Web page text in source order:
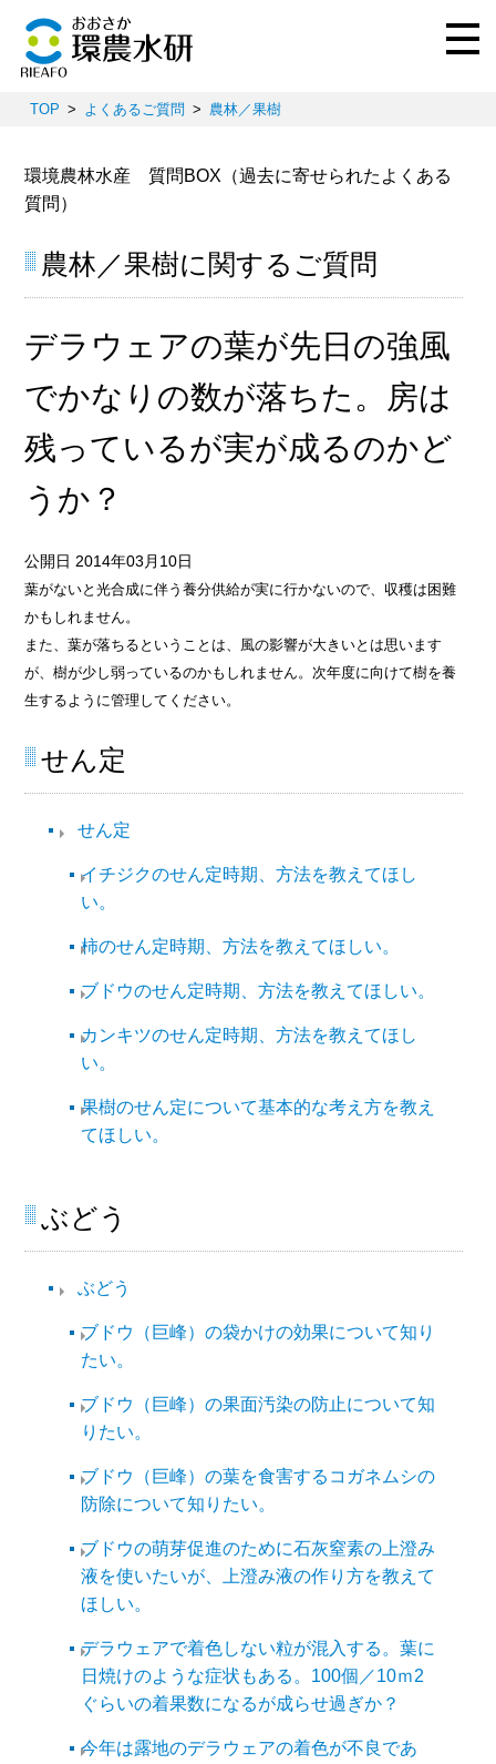
TOP よくあるご質問 農林／果樹
環境農林水産 質問BOX（過去に寄せられたよくある
質問）
農林／果樹に関するご質問
デラウェアの葉が先日の強風
でかなりの数が落ちた。房は
残っているが実が成るのかど
うか？
公開日 2014年03月10日
葉がないと光合成に伴う養分供給が実に行かないので、収穫は困難
かもしれません。
また、葉が落ちるということは、風の影響が大きいとは思います
が、樹が少し弱っているのかもしれません。次年度に向けて樹を養
生するように管理してください。
せん定
せん定
イチジクのせん定時期、方法を教えてほし
い。
柿のせん定時期、方法を教えてほしい。
ブドウのせん定時期、方法を教えてほしい。
カンキツのせん定時期、方法を教えてほし
い。
果樹のせん定について基本的な考え方を教え
てほしい。
ぶどう
ぶどう
ブドウ（巨峰）の袋かけの効果について知り
たい。
ブドウ（巨峰）の果面汚染の防止について知
りたい。
ブドウ（巨峰）の葉を食害するコガネムシの
防除について知りたい。
ブドウの萌芽促進のために石灰窒素の上澄み
液を使いたいが、上澄み液の作り方を教えて
ほしい。
デラウェアで着色しない粒が混入する。葉に
日焼けのような症状もある。100個／10ｍ2
ぐらいの着果数になるが成らせ過ぎか？
今年は露地のデラウェアの着色が不良であ